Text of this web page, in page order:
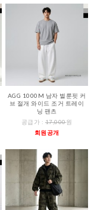
AGG 1000M 남자 벌룬핏 커
브 절개 와이드 조거 트레이
닝 팬츠
공급가 : 17,000원
회원공개